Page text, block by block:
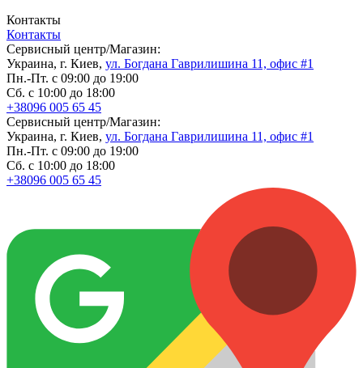
Контакты
Контакты
Сервисный центр/Магазин:
Украина, г. Киев, ул. Богдана Гаврилишина 11, офис #1
Пн.-Пт. с 09:00 до 19:00
Сб. с 10:00 до 18:00
+38096 005 65 45
Сервисный центр/Магазин:
Украина, г. Киев, ул. Богдана Гаврилишина 11, офис #1
Пн.-Пт. с 09:00 до 19:00
Сб. с 10:00 до 18:00
+38096 005 65 45